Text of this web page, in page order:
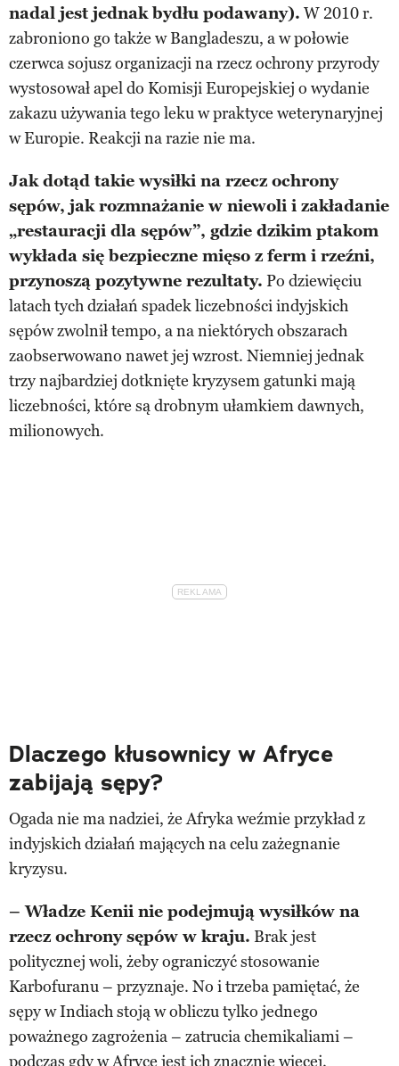
nadal jest jednak bydłu podawany). W 2010 r.
zabroniono go także w Bangladeszu, a w połowie
czerwca sojusz organizacji na rzecz ochrony przyrody
wystosował apel do Komisji Europejskiej o wydanie
zakazu używania tego leku w praktyce weterynaryjnej
w Europie. Reakcji na razie nie ma.
Jak dotąd takie wysiłki na rzecz ochrony
sępów, jak rozmnażanie w niewoli i zakładanie
„restauracji dla sępów”, gdzie dzikim ptakom
wykłada się bezpieczne mięso z ferm i rzeźni,
przynoszą pozytywne rezultaty. Po dziewięciu
latach tych działań spadek liczebności indyjskich
sępów zwolnił tempo, a na niektórych obszarach
zaobserwowano nawet jej wzrost. Niemniej jednak
trzy najbardziej dotknięte kryzysem gatunki mają
liczebności, które są drobnym ułamkiem dawnych,
milionowych.
Dlaczego kłusownicy w Afryce
zabijają sępy?
Ogada nie ma nadziei, że Afryka weźmie przykład z
indyjskich działań mających na celu zażegnanie
kryzysu.
– Władze Kenii nie podejmują wysiłków na
rzecz ochrony sępów w kraju. Brak jest
politycznej woli, żeby ograniczyć stosowanie
Karbofuranu – przyznaje. No i trzeba pamiętać, że
sępy w Indiach stoją w obliczu tylko jednego
poważnego zagrożenia – zatrucia chemikaliami –
podczas gdy w Afryce jest ich znacznie więcej.